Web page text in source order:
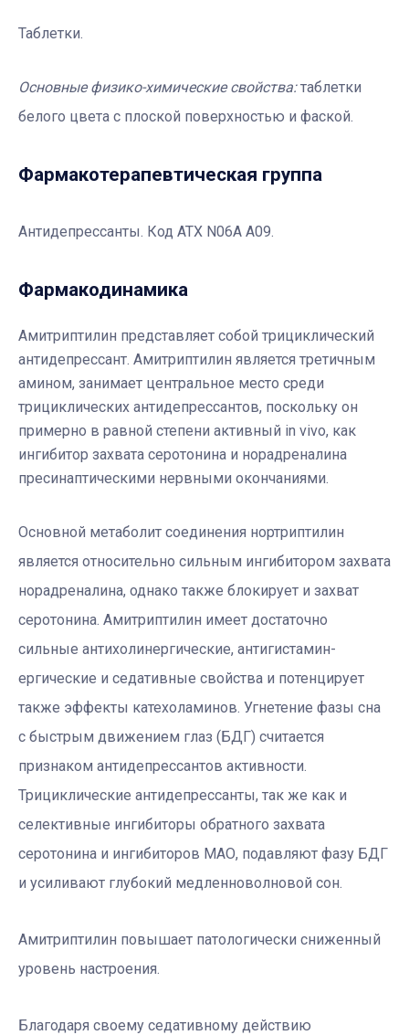
Таблетки.
Основные физико-химические свойства:таблетки
белого цвета с плоской поверхностью и фаской.
Фармакотерапевтичеcкая группа
Антидепрессанты. Код АТХ N06A A09.
Фармакодинамика
Амитриптилин представляет собой трициклический
антидепрессант. Амитриптилин является третичным
амином, занимает центральное место среди
трициклических антидепрессантов, поскольку он
примерно в равной степени активный in vivo, как
ингибитор захвата серотонина и норадреналина
пресинаптическими нервными окончаниями.
Основной метаболит соединения нортриптилин
является относительно сильным ингибитором захвата
норадреналина, однако также блокирует и захват
серотонина. Амитриптилин имеет достаточно
сильные антихолинергические, антигистамин-
ергические и седативные свойства и потенцирует
также эффекты катехоламинов. Угнетение фазы сна
с быстрым движением глаз (БДГ) считается
признаком антидепрессантов активности.
Трициклические антидепрессанты, так же как и
селективные ингибиторы обратного захвата
серотонина и ингибиторов МАО, подавляют фазу БДГ
и усиливают глубокий медленноволновой сон.
Амитриптилин повышает патологически сниженный
уровень настроения.
Благодаря своему седативному действию